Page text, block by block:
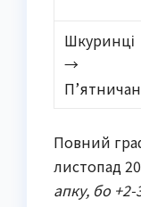
Шкуринці
→
Повний
листопад
апку, бо